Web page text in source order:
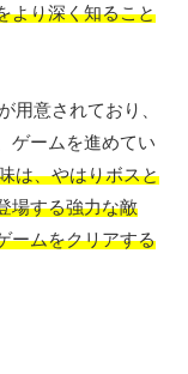
より深く知ること
用意されており、
ゲームを進めてい
は、やはりボスと
場する強力な敵
ームをクリアする